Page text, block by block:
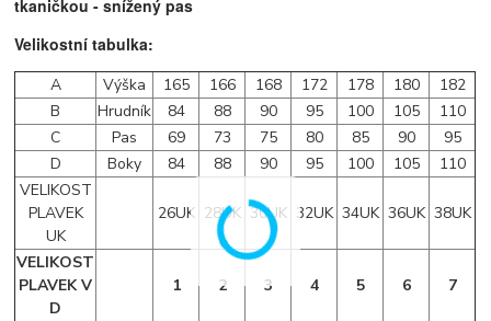
tkaničkou - snížený pas
Velikostní tabulka:
A Výška 165 166 168 172 178 180
182
B
Hrudník 84 88 90 95 100 105
110
C
Pas 69 73 75 80 85 90
95
D
Boky 84 88 90 95 100 105
110
VELIKOST
PLAVEK
UK
26UK 28UK 30UK 32UK 34UK 36UK 38UK
VELIKOST
PLAVEK V
D
1 2 3 4 5 6 7